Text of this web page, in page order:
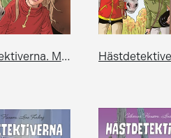
Hästdetektiverna. Mysteriet med den blodröda ponnyn